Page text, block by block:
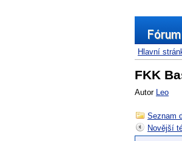
Hlavní
FKK
Autor Leo
Seznam
Novější